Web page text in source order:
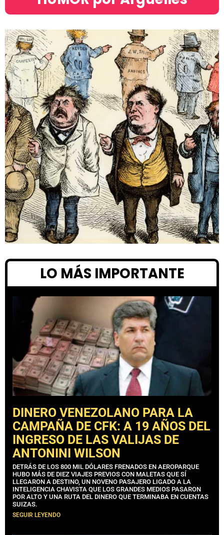
LO MÁS IMPORTANTE
DINERO VENEZOLANO PARA LA
CAMPAÑA DE CFK: A 19 AÑOS DEL
INGRESO DE LAS VALIJAS DE
ANTONINI WILSON
DETRÁS DE LOS 800 MIL DÓLARES FRENADOS EN AEROPARQUE
HUBO MÁS DE DIEZ VIAJES PREVIOS CON MALETAS QUE SÍ
LLEGARON A DESTINO, UN NOVENO PASAJERO LIGADO A LA
INTELIGENCIA CHAVISTA QUE LOS GRANDES MEDIOS PASARON
POR ALTO Y UNA RUTA DEL DINERO QUE TERMINABA EN CUENTAS
SUIZAS.
SEGUIR LEYENDO